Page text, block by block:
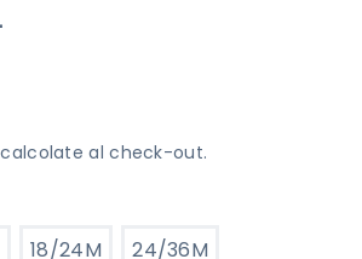
al check-out.
18/24M 24/36M